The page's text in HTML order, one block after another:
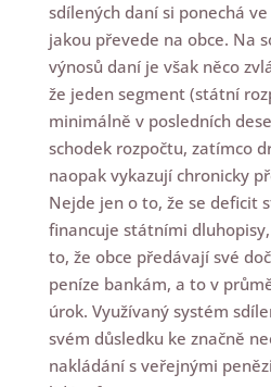
sdílených daní si ponechá
jakou převede na obce. Na
výnosů daní je však něco
že jeden segment (státní
minimálně v posledních
schodek rozpočtu, zatímco
naopak vykazují chronicky
Nejde jen o to, že se deficit
financuje státními
to, že obce předávají své
peníze bankám, a to v
úrok. Využívaný systém
svém důsledku ke značně
nakládání s veřejnými